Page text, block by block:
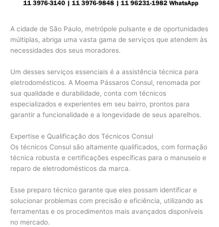
A cidade de São Paulo, metrópole pulsante e de oportunidades
múltiplas, abriga uma vasta gama de serviços que atendem às
necessidades dos seus moradores.
Um desses serviços essenciais é a assistência técnica para
eletrodomésticos. A Moema Pássaros Consul, renomada por
sua qualidade e durabilidade, conta com técnicos
especializados e experientes em seu bairro, prontos para
garantir a funcionalidade e a longevidade de seus aparelhos.
Expertise e Qualificação dos Técnicos Consul
Os técnicos Consul são altamente qualificados, com formação
técnica robusta e certificações específicas para o manuseio e
reparo de eletrodomésticos da marca.
Esse preparo técnico garante que eles possam identificar e
solucionar problemas com precisão e eficiência, utilizando as
ferramentas e os procedimentos mais avançados disponíveis
no mercado.